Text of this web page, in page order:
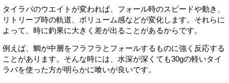
タイラバのウエイトが変われば、フォール時のスピードや動き、
リトリーブ時の軌道、ボリューム感などが変化します。それらに
よって、時に釣果に大きく差が出ることがあるからです。
例えば、鯛が中層をフラフラとフォールするものに強く反応する
ことがあります。そんな時には、水深が深くても30gの軽いタイ
ラバを使った方が明らかに喰いが良いです。